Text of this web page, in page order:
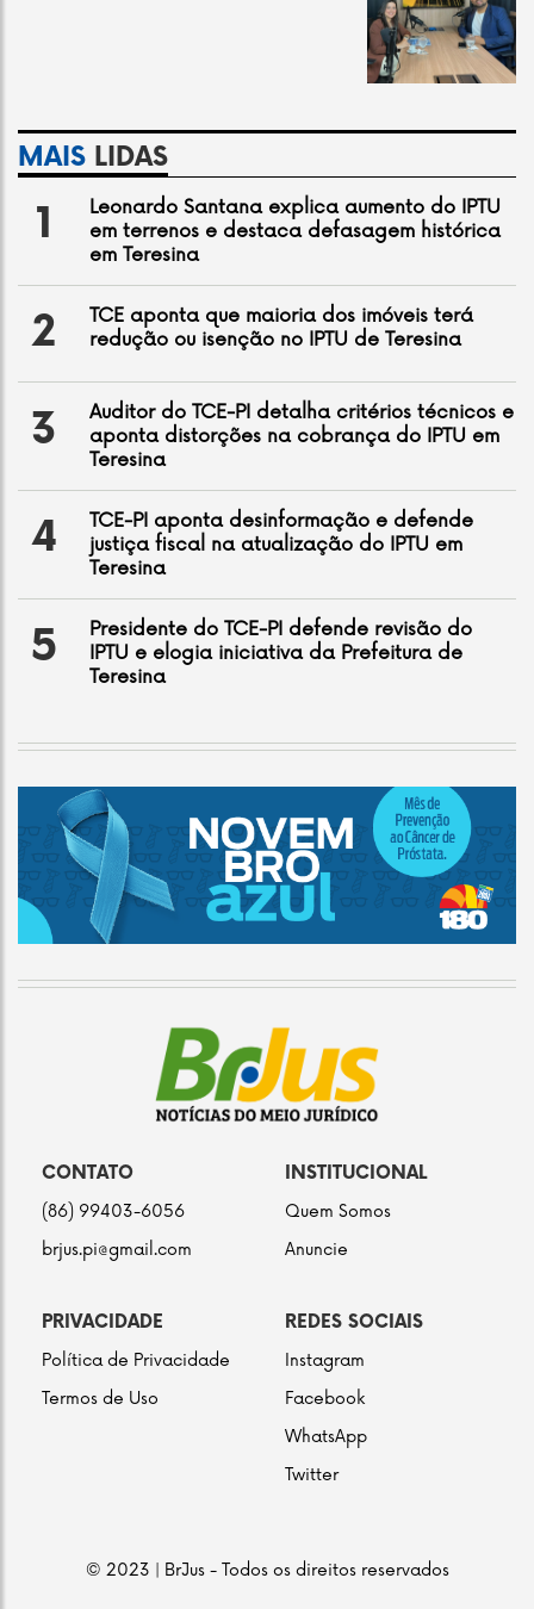
MAIS LIDAS
1
Leonardo Santana explica aumento do IPTU
em terrenos e destaca defasagem histórica
em Teresina
2
TCE aponta que maioria dos imóveis terá
redução ou isenção no IPTU de Teresina
3
Auditor do TCE-PI detalha critérios técnicos e
aponta distorções na cobrança do IPTU em
Teresina
4
TCE-PI aponta desinformação e defende
justiça fiscal na atualização do IPTU em
Teresina
5
Presidente do TCE-PI defende revisão do
IPTU e elogia iniciativa da Prefeitura de
Teresina
CONTATO
(86) 99403-6056
brjus.pi@gmail.com
INSTITUCIONAL
Quem Somos
Anuncie
PRIVACIDADE
Política de Privacidade
Termos de Uso
REDES SOCIAIS
Instagram
Facebook
WhatsApp
Twitter
© 2023 | BrJus - Todos os direitos reservados